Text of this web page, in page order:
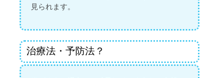
見られます。
治療法・予防法？